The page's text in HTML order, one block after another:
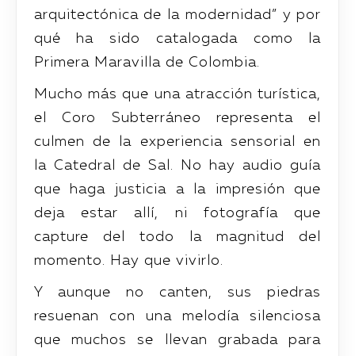
arquitectónica de la modernidad” y por
qué ha sido catalogada como la
Primera Maravilla de Colombia.
Mucho más que una atracción turística,
el Coro Subterráneo representa el
culmen de la experiencia sensorial en
la Catedral de Sal. No hay audio guía
que haga justicia a la impresión que
deja estar allí, ni fotografía que
capture del todo la magnitud del
momento. Hay que vivirlo.
Y aunque no canten, sus piedras
resuenan con una melodía silenciosa
que muchos se llevan grabada para